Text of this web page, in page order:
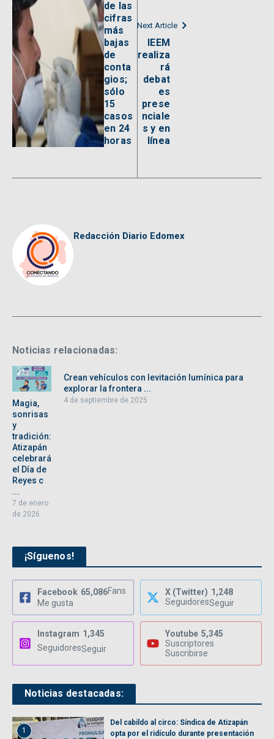
de las
cifras
más
bajas
de
conta
gios;
sólo
15
casos
en 24
horas
Next Article
IEEM
realiza
rá
debat
es
prese
nciale
s y en
línea
Redacción Diario Edomex
Noticias relacionadas:
Magia,
sonrisas
y
tradición:
Atizapán
celebrará
el Día de
Reyes c
...
7 de enero
de 2026
Crean vehículos con levitación lumínica para
explorar la frontera ...
4 de septiembre de 2025
¡Síguenos!
Facebook 65,086Fans
Me gusta
X (Twitter) 1,248
SeguidoresSeguir
Instagram 1,345
SeguidoresSeguir
Youtube 5,345
Suscriptores
Suscribirse
Noticias destacadas:
1
Del cabildo al circo: Síndica de Atizapán
opta por el ridículo durante presentación